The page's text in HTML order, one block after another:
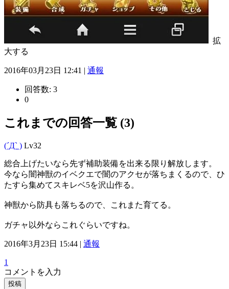
拡
大する
2016年03月23日 12:41 | 通報
回答数: 3
0
これまでの回答一覧 (3)
(´Д` ) Lv32
総合上げたいなら先ず補助装備を出来る限り解放します。
今なら闇神獣のイベクエで闇のアクセが落ちまくるので、ひ
たすら集めてスキレベ5を沢山作る。
神獣から防具も落ちるので、これまた育てる。
ガチャ以外ならこれぐらいですね。
2016年3月23日 15:44 | 通報
1
コメントを入力
投稿